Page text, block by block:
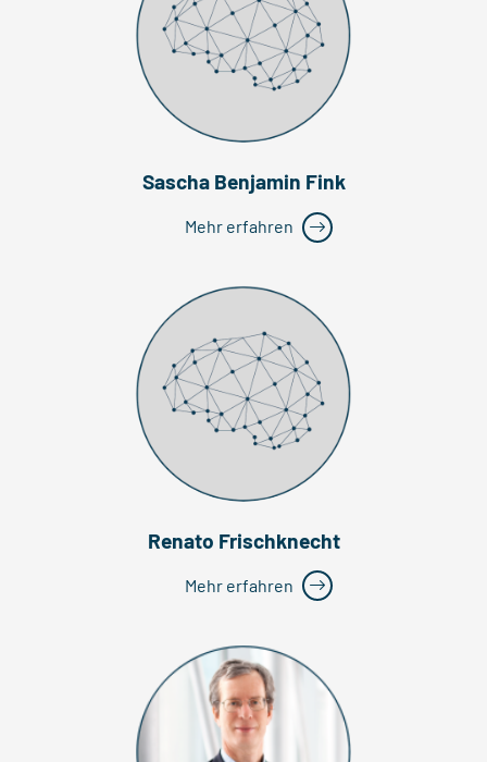
Sascha Benjamin Fink
Mehr erfahren
Renato Frischknecht
Mehr erfahren